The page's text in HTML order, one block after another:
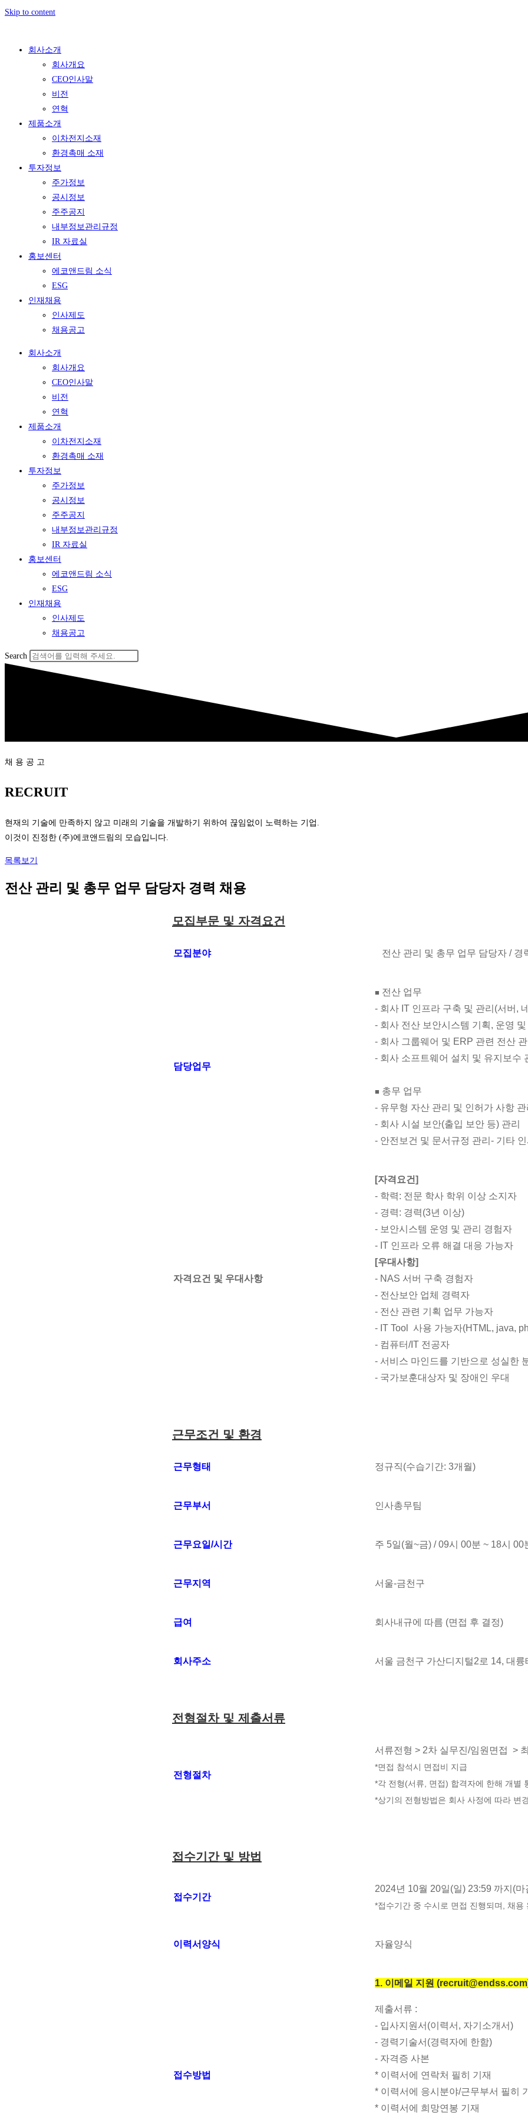
Skip to content
회사소개
회사개요
CEO인사말
비전
연혁
제품소개
이차전지소재
환경촉매 소재
투자정보
주가정보
공시정보
주주공지
내부정보관리규정
IR 자료실
홍보센터
에코앤드림 소식
ESG
인재채용
인사제도
채용공고
회사소개
회사개요
CEO인사말
비전
연혁
제품소개
이차전지소재
환경촉매 소재
투자정보
주가정보
공시정보
주주공지
내부정보관리규정
IR 자료실
홍보센터
에코앤드림 소식
ESG
인재채용
인사제도
채용공고
Search
채 용 공 고
RECRUIT
현재의 기술에 만족하지 않고 미래의 기술을 개발하기 위하여 끊임없이 노력하는 기업.
이것이 진정한 (주)에코앤드림의 모습입니다.
목록보기
전산 관리 및 총무 업무 담당자 경력 채용
모집부문 및 자격요건
모집분야 전산 관리 및 총무 업무 담당자 / 경
담당업무
■ 전산 업무
- 회사 IT 인프라 구축 및 관리(서버,
- 회사 전산 보안시스템 기획, 운영
- 회사 그룹웨어 및 ERP 관련 전산 관
- 회사 소프트웨어 설치 및 유지보수
■ 총무 업무
- 유무형 자산 관리 및 인허가 사항 관
- 회사 시설 보안(출입 보안 등) 관리
- 안전보건 및 문서규정 관리 - 기타
자격요건 및 우대사항
[자격요건]
- 학력: 전문 학사 학위 이상 소지자
- 경력: 경력(3년 이상)
- 보안시스템 운영 및 관리 경험자
- IT 인프라 오류 해결 대응 가능자
[우대사항]
- NAS 서버 구축 경험자
- 전산보안 업체 경력자
- 전산 관련 기획 업무 가능자
- IT Tool 사용 가능자(HTML, java,
- 컴퓨터/IT 전공자
- 서비스 마인드를 기반으로 성실한
- 국가보훈대상자 및 장애인 우대
근무조건 및 환경
근무형태 정규직(수습기간: 3개월)
근무부서 인사총무팀
근무요일/시간 주 5일(월~금) / 09시 00분 ~ 18시 00
근무지역 서울-금천구
급여 회사내규에 따름 (면접 후 결정)
회사주소 서울 금천구 가산디지털2로 14, 대
전형절차 및 제출서류
전형절차
서류전형 > 2차 실무진/임원면접 >
*면접 참석시 면접비 지급
*각 전형(서류, 면접) 합격자에 한해 개별
*상기의 전형방법은 회사 사정에 따라 변
접수기간 및 방법
접수기간
2024년 10월 20일(일) 23:59 까지(
*접수기간 중 수시로 면접 진행되며, 채용
이력서양식 자율양식
접수방법
1. 이메일 지원
제출서류 :
- 입사지원서(이력서, 자기소개서)
- 경력기술서(경력자에 한함)
- 자격증 사본
* 이력서에 연락처 필히 기재
* 이력서에 응시분야/근무부서 필히
* 이력서에 희망연봉 기재